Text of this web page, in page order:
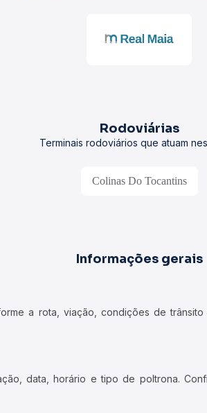
Rodoviárias
Terminais rodoviários que atuam
Colinas Do Tocantins
Informações gerais
a rota, viação, condições de
data, horário e tipo de poltrona.